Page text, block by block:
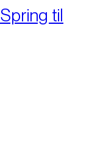
Spring til